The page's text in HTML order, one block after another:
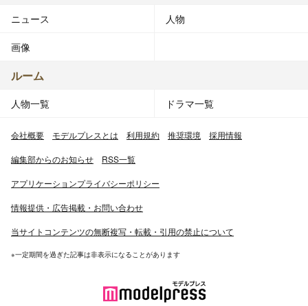
ニュース 人物
画像
ルーム
人物一覧 ドラマ一覧
会社概要 モデルプレスとは 利用規約 推奨環境 採用情報
編集部からのお知らせ RSS一覧
アプリケーションプライバシーポリシー
情報提供・広告掲載・お問い合わせ
当サイトコンテンツの無断複写・転載・引用の禁止について
※一定期間を過ぎた記事は非表示になることがあります